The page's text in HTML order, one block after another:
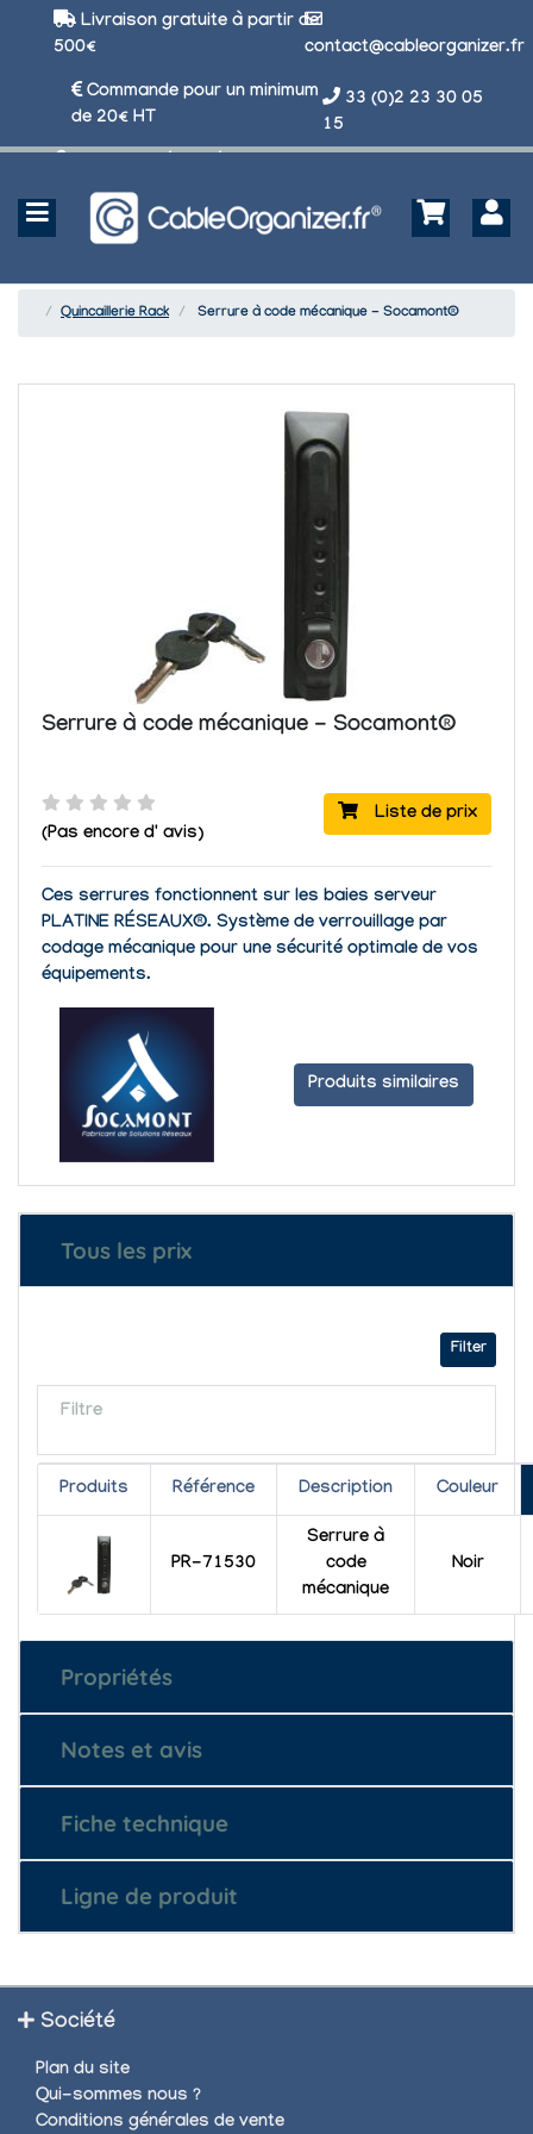
Livraison gratuite à partir de
500€
Commande pour un minimum
de 20€ HT
contact@cableorganizer.fr
33 (0)2 23 30 05
15
Quincaillerie Rack Serrure à code mécanique - Socamont®
Serrure à code mécanique - Socamont®
Liste de prix
(Pas encore d' avis)
Ces serrures fonctionnent sur les baies serveur
PLATINE RÉSEAUX®. Système de verrouillage par
codage mécanique pour une sécurité optimale de vos
équipements.
Produits similaires
Tous les prix
Filter
Filtre
Produits Référence Description Couleur
PR-71530
Serrure à
code
mécanique
Noir
Propriétés
Notes et avis
Fiche technique
Ligne de produit
Société
Plan du site
Qui-sommes nous ?
Conditions générales de vente